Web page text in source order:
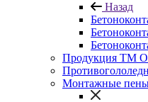
Назад
Продукция ТМ
Монтажные